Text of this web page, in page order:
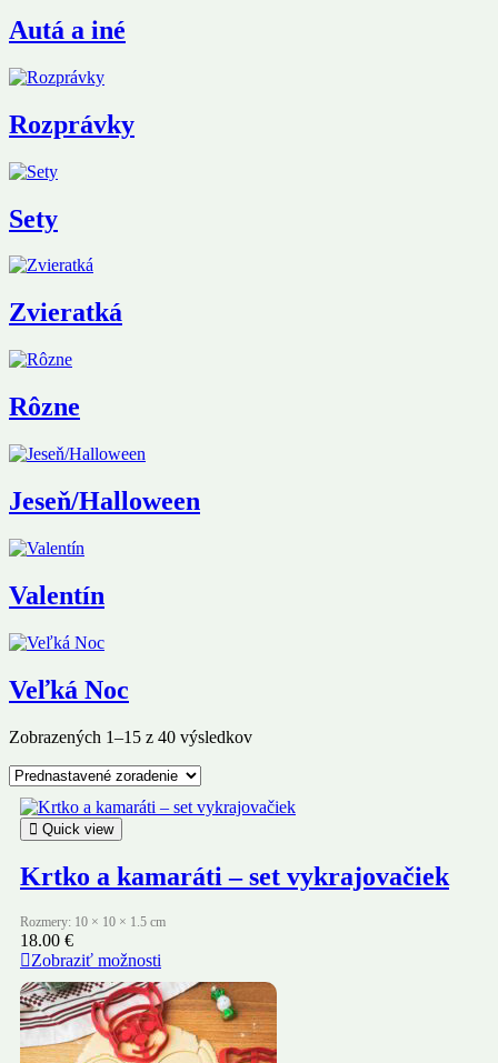
Autá a iné
Rozprávky
Sety
Zvieratká
Rôzne
Jeseň/Halloween
Valentín
Veľká Noc
Zobrazených 1–15 z 40 výsledkov
Quick view
Krtko a kamaráti – set vykrajovačiek
Rozmery: 10 × 10 × 1.5 cm
18.00 €
Zobraziť možnosti